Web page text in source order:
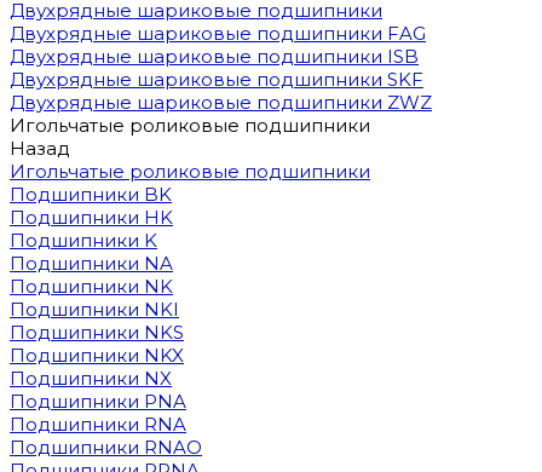
Двухрядные шариковые подшипники
Двухрядные шариковые подшипники FAG
Двухрядные шариковые подшипники ISB
Двухрядные шариковые подшипники SKF
Двухрядные шариковые подшипники ZWZ
Игольчатые роликовые подшипники
Назад
Игольчатые роликовые подшипники
Подшипники BK
Подшипники HK
Подшипники K
Подшипники NA
Подшипники NK
Подшипники NKI
Подшипники NKS
Подшипники NKX
Подшипники NX
Подшипники PNA
Подшипники RNA
Подшипники RNAO